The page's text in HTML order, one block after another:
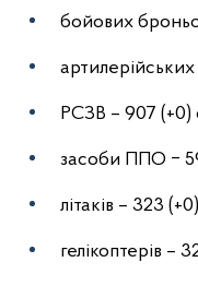
бойових
РСЗВ – 907 (+0)
засоби ППО ‒
літаків – 323
гелікоптерів –